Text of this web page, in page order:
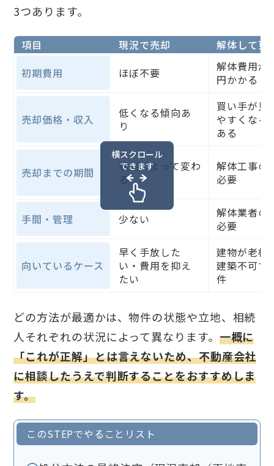
3つあります。
項目 現況で売却
解体して更
初期費用
ほぼ不要
解体費用が
円かかる
売却価格・収入
低くなる傾向あ
り
買い手が見
やすくなる
ある
売却までの期間
​​状態によって変わ
る
解体工事の
必要
手間・管理 少ない
解体業者の
必要
向いているケース
早く手放した
い・費用を抑え
たい
建物が老朽
建築不可で
件
横スクロール
できます
どの方法が最適かは、物件の状態や立地、相続
人それぞれの状況によって異なります。 一概に
「これが正解」とは言えないため、不動産会社
に相談したうえで判断することをおすすめしま
す。
このSTEPでやることリスト